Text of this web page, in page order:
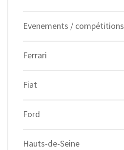
Evenements / compétitions
Ferrari
Fiat
Ford
Hauts-de-Seine